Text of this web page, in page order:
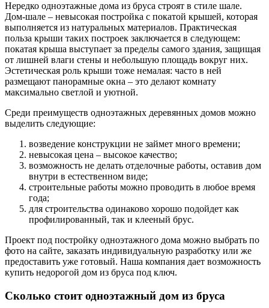
Нередко одноэтажные дома из бруса строят в стиле шале.
Дом-шале – невысокая постройка с покатой крышей, которая
выполняется из натуральных материалов. Практическая
польза крыши таких построек заключается в следующем:
покатая крыша выступает за пределы самого здания, защищая
от лишней влаги стены и небольшую площадь вокруг них.
Эстетическая роль крыши тоже немалая: часто в ней
размещают панорамные окна – это делают комнату
максимально светлой и уютной.
Среди преимуществ одноэтажных деревянных домов можно
выделить следующие:
возведение конструкции не займет много времени;
невысокая цена – высокое качество;
возможность не делать отделочные работы, оставив дом
внутри в естественном виде;
строительные работы можно проводить в любое время
года;
для строительства одинаково хорошо подойдет как
профилированный, так и клееный брус.
Проект под постройку одноэтажного дома можно выбрать по
фото на сайте, заказать индивидуальную разработку или же
предоставить уже готовый. Наша компания дает возможность
купить недорогой дом из бруса под ключ.
Сколько стоит одноэтажный дом из бруса